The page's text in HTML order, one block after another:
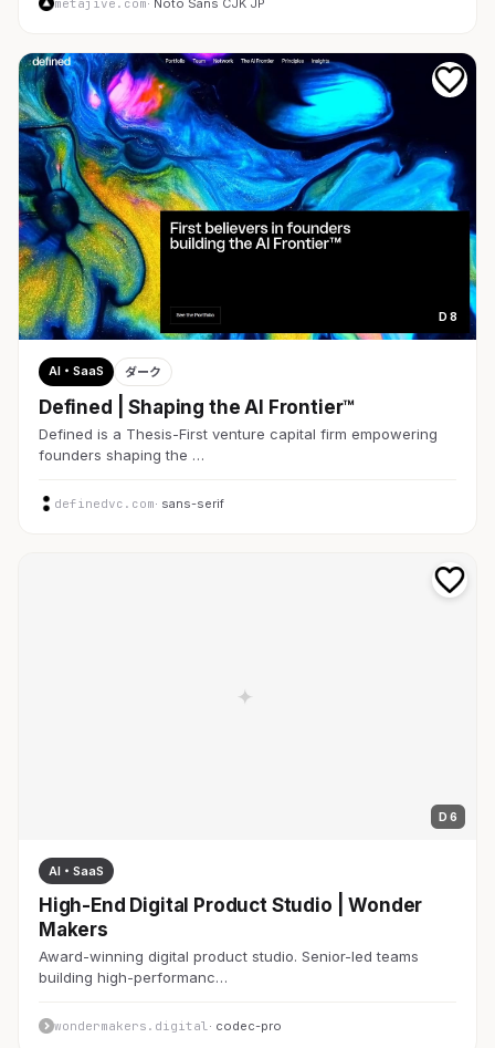
metajive.com· Noto Sans CJK JP
D 8
AI・SaaS ダーク
Defined | Shaping the AI Frontier™
Defined is a Thesis-First venture capital firm empowering
founders shaping the …
definedvc.com· sans-serif
D 6
AI・SaaS
High-End Digital Product Studio | Wonder
Makers
Award-winning digital product studio. Senior-led teams
building high-performanc…
wondermakers.digital · codec-pro